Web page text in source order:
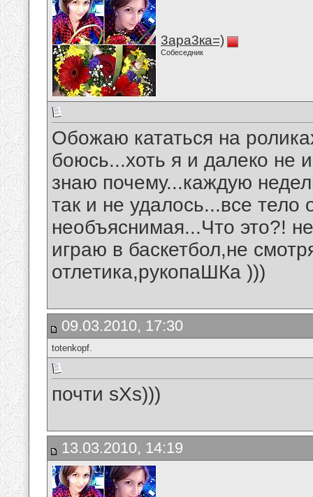
3ара3ка=)
Собеседник
Обожаю кататься на
боюсь...хоть я и далеко не
знаю почему...каждую
так и не удалось...все
необъяснимая...Что это?!
играю в баскетбол,не
отлетика,рукопаШКа )))
09.03.2010, 17:30
totenkopf.
почти sXs)))
13.03.2010, 14:19